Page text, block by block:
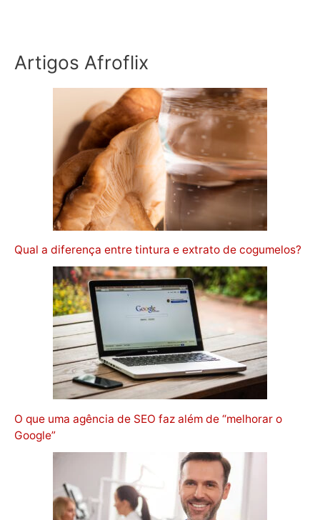
Artigos Afroflix
Qual a diferença entre tintura e extrato de cogumelos?
O que uma agência de SEO faz além de “melhorar o
Google”